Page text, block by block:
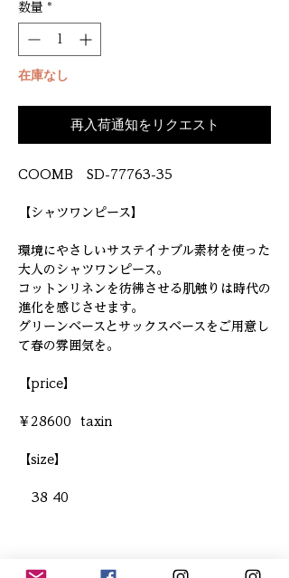
数量 *
在庫なし
再入荷通知をリクエスト
COOMB   SD-77763-35
【シャツワンピース】
環境にやさしいサステイナブル素材を使った
大人のシャツワンピース。
コットンリネンを彷彿させる肌触りは時代の
進化を感じさせます。
グリーンベースとサックスベースをご用意し
て春の雰囲気を。
【price】
￥28600  taxin
【size】
   38 40
「あなたへのお勧めアイテム」